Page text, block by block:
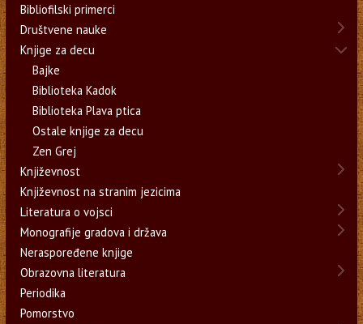
Bibliofilski primerci
Društvene nauke
Knjige za decu
Bajke
Biblioteka Kadok
Biblioteka Plava ptica
Ostale knjige za decu
Zen Grej
Književnost
Književnost na stranim jezicima
Literatura o vojsci
Monografije gradova i država
Neraspoređene knjige
Obrazovna literatura
Periodika
Pomorstvo